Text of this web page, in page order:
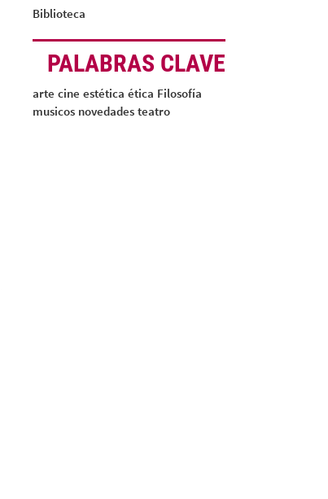
Biblioteca
PALABRAS CLAVE
arte cine estética ética Filosofía
musicos novedades teatro